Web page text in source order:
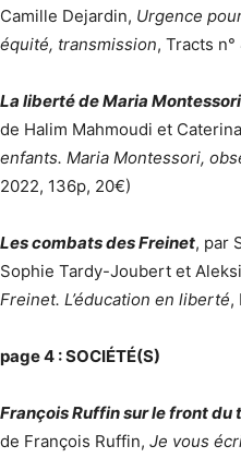
Camille Dejardin, Urgence
équité, transmission, Tracts
La liberté de Maria Montessori
de Halim Mahmoudi et
enfants. Maria Montessori,
2022, 136p, 20€)
Les combats des Freinet, par
Sophie Tardy-Joubert et
Freinet. L’éducation en liberté,
page 4 : SOCIÉTÉ(S)
François Ruffin sur le front du
de François Ruffin, Je vous